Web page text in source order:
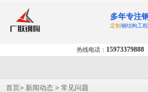
多年专注
定制钢结构工
热线电话： 15973379888
首页> 新闻动态 > 常见问题